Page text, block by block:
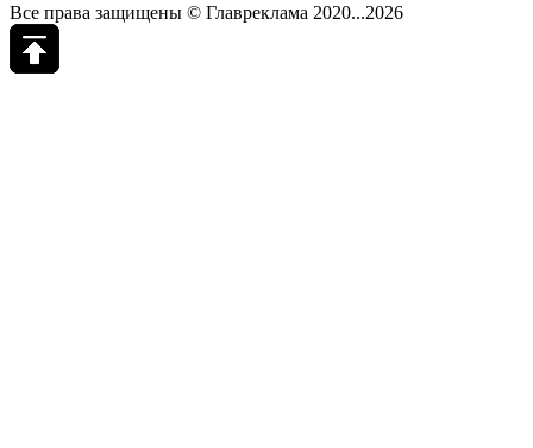
Все права защищены © Главреклама 2020...2026